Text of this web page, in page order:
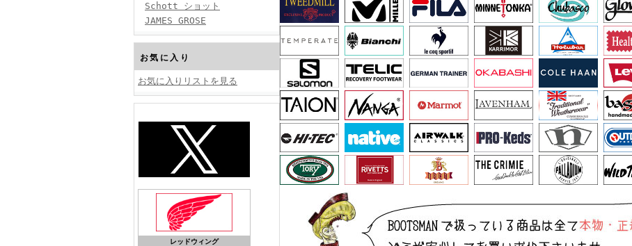
Schott ショット
JAMES GROSE
お気に入り
お気に入りリストを見る
レッドウィング